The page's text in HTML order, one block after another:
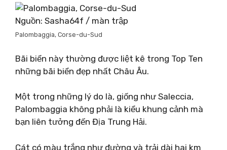
Nguồn: Sasha64f / màn trập
Palombaggia, Corse-du-Sud
Bãi biển này thường được liệt kê trong Top Ten
những bãi biển đẹp nhất Châu Âu.
Một trong những lý do là, giống như Saleccia,
Palombaggia không phải là kiểu khung cảnh mà
bạn liên tưởng đến Địa Trung Hải.
Cát có màu trắng như đường và trải dài hai km